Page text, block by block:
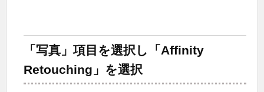
「写真」項目を選択し「Affinity
Retouching」を選択